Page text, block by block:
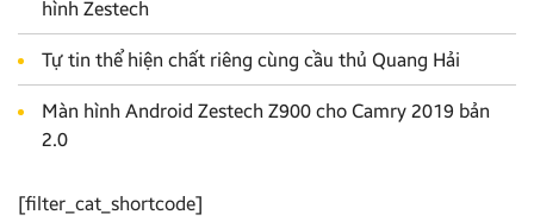
hình Zestech
Tự tin thể hiện chất riêng cùng cầu thủ Quang Hải
Màn hình Android Zestech Z900 cho Camry 2019 bản
2.0
[filter_cat_shortcode]